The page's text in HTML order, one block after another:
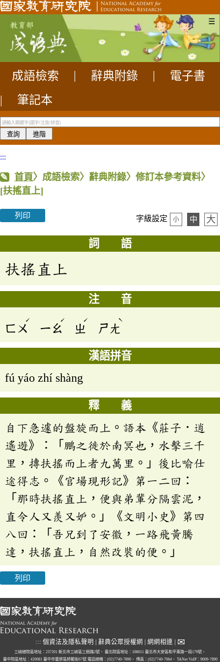
☰
成語檢索 辭典附錄
電子書
|
筆記本
:::
首頁〉成語檢索〉辭典附錄〉修訂本參考資料〉
[扶搖直上]
列印 字級設定 小 中 大
詞 語
扶搖直上
注 音
ㄈㄨ
ˊ
ㄧㄠ
ˊ
ㄓ
ˊ
ㄕㄤ
ˋ
漢語拼音
fú yáo zhí shàng
釋 義
自下急遽的盤旋而上。語本《莊子．逍
遙遊》：「鵬之徙於南冥也，水擊三千
里，摶扶搖而上者九萬里。」後比喻仕
途得志。《官場現形記》第一二回：
「那時扶搖直上，便與弟輩分隔雲泥，
直令人又羨又妒。」《文明小史》第四
八回：「吾兄到了安徽，一路飛黃騰
達，扶搖直上，自然改裝的便。」
列印
::: 個資法及隱私聲明 辭典公眾授權網 網網相連 ✉
三峽總院區地址：237201 新北市三峽區三樹路2號、 臺北院區地址：106011 臺北市大安區和平東路一段179號、
臺中院區地址：420081 臺中市豐原區師範街67號 電話總機：(02)7740-7890、 傳真：(02)7740-7064、 TANet VoIP：9009-7890